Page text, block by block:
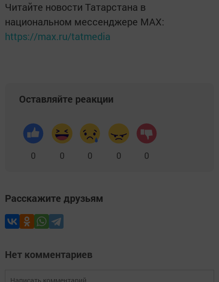
Читайте новости Татарстана в
национальном мессенджере MАХ:
https://max.ru/tatmedia
Оставляйте реакции
0 0 0 0 0
Расскажите друзьям
Нет комментариев